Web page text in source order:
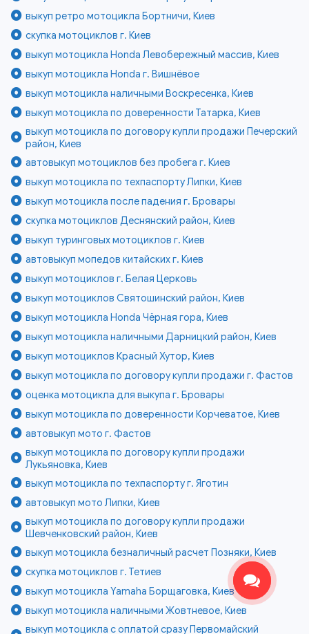
выкуп ретро мотоцикла Бортничи, Киев
скупка мотоциклов г. Киев
выкуп мотоцикла Honda Левобережный массив, Киев
выкуп мотоцикла Honda г. Вишнёвое
выкуп мотоцикла наличными Воскресенка, Киев
выкуп мотоцикла по доверенности Татарка, Киев
выкуп мотоцикла по договору купли продажи Печерский
район, Киев
автовыкуп мотоциклов без пробега г. Киев
выкуп мотоцикла по техпаспорту Липки, Киев
выкуп мотоцикла после падения г. Бровары
скупка мотоциклов Деснянский район, Киев
выкуп туринговых мотоциклов г. Киев
автовыкуп мопедов китайских г. Киев
выкуп мотоциклов г. Белая Церковь
выкуп мотоциклов Святошинский район, Киев
выкуп мотоцикла Honda Чёрная гора, Киев
выкуп мотоцикла наличными Дарницкий район, Киев
выкуп мотоциклов Красный Хутор, Киев
выкуп мотоцикла по договору купли продажи г. Фастов
оценка мотоцикла для выкупа г. Бровары
выкуп мотоцикла по доверенности Корчеватое, Киев
автовыкуп мото г. Фастов
выкуп мотоцикла по договору купли продажи
Лукьяновка, Киев
выкуп мотоцикла по техпаспорту г. Яготин
автовыкуп мото Липки, Киев
выкуп мотоцикла по договору купли продажи
Шевченковский район, Киев
выкуп мотоцикла безналичный расчет Позняки, Киев
скупка мотоциклов г. Тетиев
выкуп мотоцикла Yamaha Борщаговка, Киев
выкуп мотоцикла наличными Жовтневое, Киев
выкуп мотоцикла с оплатой сразу Первомайский